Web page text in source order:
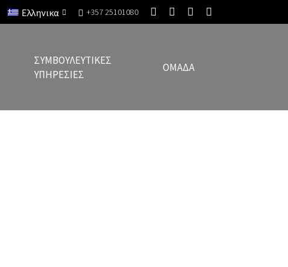
Ελληνικα +357 25101080
ΣΥΜΒΟΥΛΕΥΤΙΚΈΣ
ΥΠΗΡΕΣΊΕΣ
ΟΜΆΔΑ